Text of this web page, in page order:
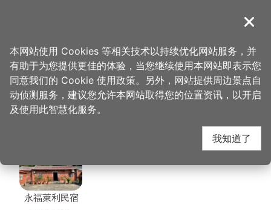
導覽
首页 > 想去的地方 > 大溪普济堂
大溪普济堂 周边住宿
永福萊利民宿
关闭
本网站使用 Cookies 等相关技术以持续优化网站服务，并
有助于为您提供更佳的体验，当您继续使用本网站即表示您
同意我们的 Cookie 使用政策。另外，网站提供周边景点自
动侦测服务，建议您允许本网站取得您的位置资讯，以开启
及使用此智慧化服务。
我知道了